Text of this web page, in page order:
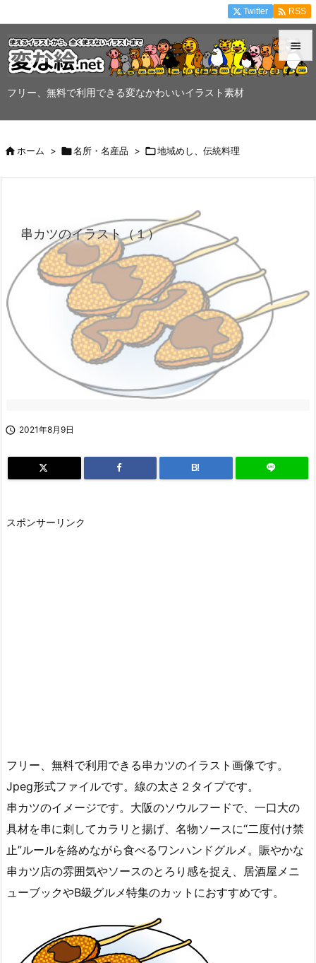
フリー、無料で利用できる変なかわいいイラスト素材


Twitter  RSS
ホーム > 名所・名産品 > 地域めし、伝統料理
串カツのイラスト（１）
 2021年8月9日
B!
スポンサーリンク
フリー、無料で利用できる串カツのイラスト画像です。
Jpeg形式ファイルです。線の太さ２タイプです。
串カツのイメージです。大阪のソウルフードで、一口大の
具材を串に刺してカラリと揚げ、名物ソースに“二度付け禁
止”ルールを絡めながら食べるワンハンドグルメ。賑やかな
串カツ店の雰囲気やソースのとろり感を捉え、居酒屋メニ
ューブックやB級グルメ特集のカットにおすすめです。